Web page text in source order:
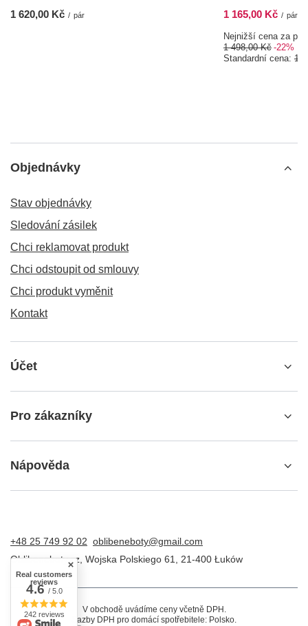
1 620,00 Kč / pár 1 165,00 Kč / pár
Nejnižší cena za
1 498,00 Kč -22%
Standardní cena: 1
Objednávky
Stav objednávky
Sledování zásilek
Chci reklamovat produkt
Chci odstoupit od smlouvy
Chci produkt vyměnit
Kontakt
Účet
Pro zákazníky
Nápověda
+48 25 749 92 02 oblibeneboty@gmail.com
Oblibeneboty.cz Wojska Polskiego 61 21-400 Łuków
V obchodě uvádíme ceny včetně DPH.
Sazby DPH pro domácí spotřebitele: Polsko.
Real customers
reviews
4.6/ 5.0
242 reviews